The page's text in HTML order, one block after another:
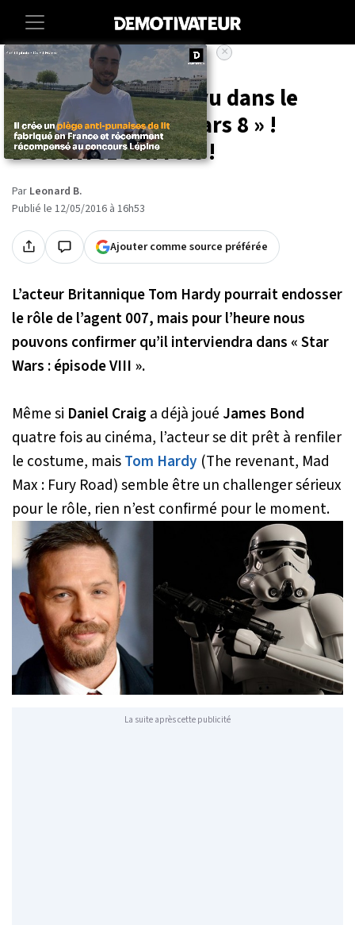
Accueil Entertainment
Tom Hardy est prévu dans le
casting de « Star Wars 8 » !
Découvrez son rôle !
Par Leonard B.
Publié le 12/05/2016 à 16h53
Ajouter comme source préférée
L’acteur Britannique Tom Hardy pourrait endosser
le rôle de l’agent 007, mais pour l’heure nous
pouvons confirmer qu’il interviendra dans « Star
Wars : épisode VIII ».
Même si Daniel Craig a déjà joué James Bond
quatre fois au cinéma, l’acteur se dit prêt à renfiler
le costume, maisTom Hardy (The revenant, Mad
Max : Fury Road) semble être un challenger sérieux
pour le rôle, rien n’est confirmé pour le moment.
La suite après cette publicité
×